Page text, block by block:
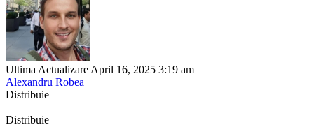
Ultima Actualizare April 16, 2025 3:19 am
Alexandru Robea
Distribuie
Distribuie